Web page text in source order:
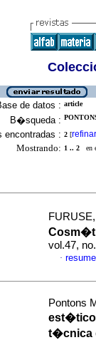
de datos : article
B�squeda :
encontradas : 2 [refinar
Mostrando: 1 .. 2 en
vol.47,
·
Pontons
est�tico
t�cnica